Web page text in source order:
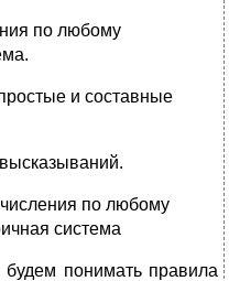
по любому
и составные
по любому
система
будем понимать правила